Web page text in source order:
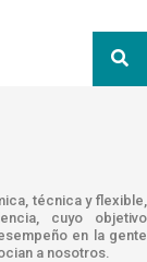
técnica y flexible,
cuyo objetivo
en la gente
a nosotros.